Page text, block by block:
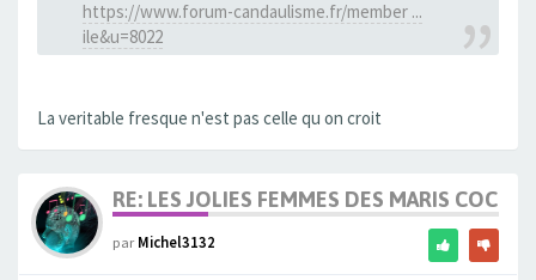
https://www.forum-candaulisme.fr/member ...
ile&u=8022
La veritable fresque n'est pas celle qu on croit
RE: LES JOLIES FEMMES DES MARIS COCUS
parMichel3132